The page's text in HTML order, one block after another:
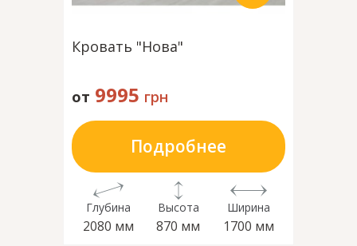
Кровать "Нова"
от 9995 грн
Подробнее
Глубина
2080 мм
Высота
870 мм
Ширина
1700 мм